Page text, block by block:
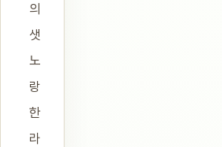
의
샛
노
랑
한
라